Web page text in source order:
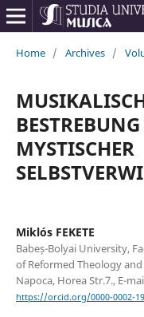
Home / Archives /
MYSTISCHER
Miklós FEKETE
Babeș-Bolyai University,
of Reformed Theology and
Napoca, Horea Str.7., E-
https://orcid.org/0000-0002-